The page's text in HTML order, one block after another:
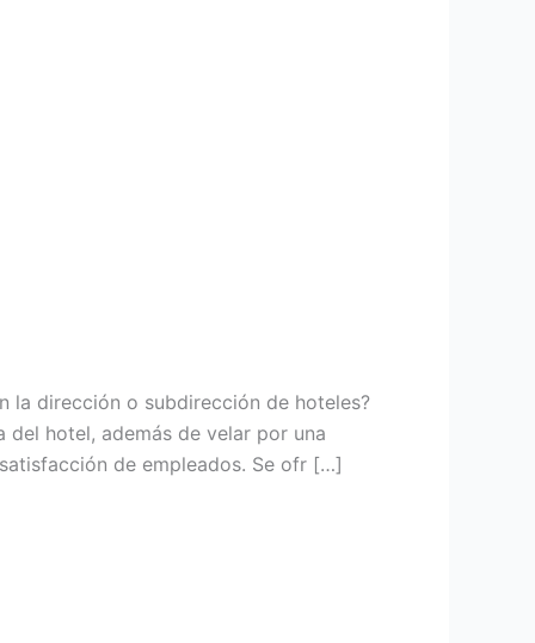
la dirección o subdirección de hoteles?
del hotel, además de velar por una
de empleados. Se ofr […]